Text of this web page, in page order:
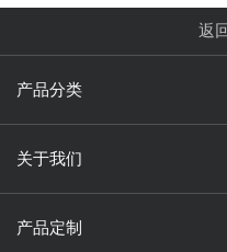
返
产品分类
关于我们
产品定制